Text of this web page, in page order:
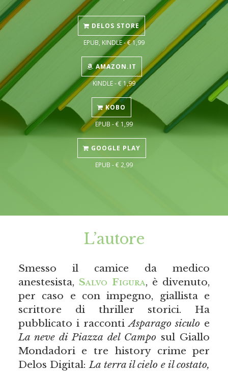
DELOS STORE
EPUB, KINDLE - € 1,99
AMAZON.IT
KINDLE - € 1,99
KOBO
EPUB - € 1,99
GOOGLE PLAY
EPUB - € 2,99
L’autore
Smesso il camice da medico
anestesista, Salvo Figura, è divenuto,
per caso e con impegno, giallista e
scrittore di thriller storici. Ha
pubblicato i raccontiAsparago siculo e
La neve di Piazza del Camposul Giallo
Mondadori e tre history crime per
Delos Digital: La terra il cielo e il costato,